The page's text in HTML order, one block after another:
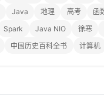
Java 地理 高考 函
Spark Java NIO 徐寒
中国历史百科全书 计算机